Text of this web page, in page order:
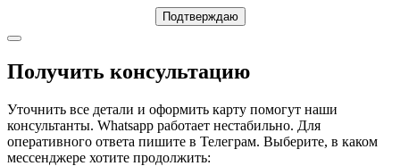
Подтверждаю
Получить консультацию
Уточнить все детали и оформить карту помогут наши
консультанты. Whatsapp работает нестабильно. Для
оперативного ответа пишите в Телеграм. Выберите, в каком
мессенджере хотите продолжить: